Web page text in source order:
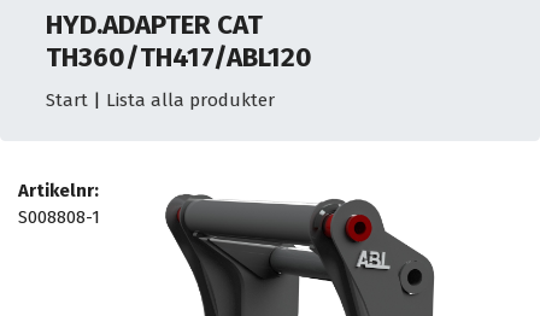
HYD.ADAPTER CAT
TH360/TH417/ABL120
Start| Lista alla produkter
Artikelnr:
S008808-1